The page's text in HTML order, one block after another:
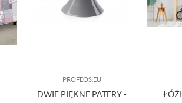
PROFEOS.EU
DWIE PIĘKNE PATERY -